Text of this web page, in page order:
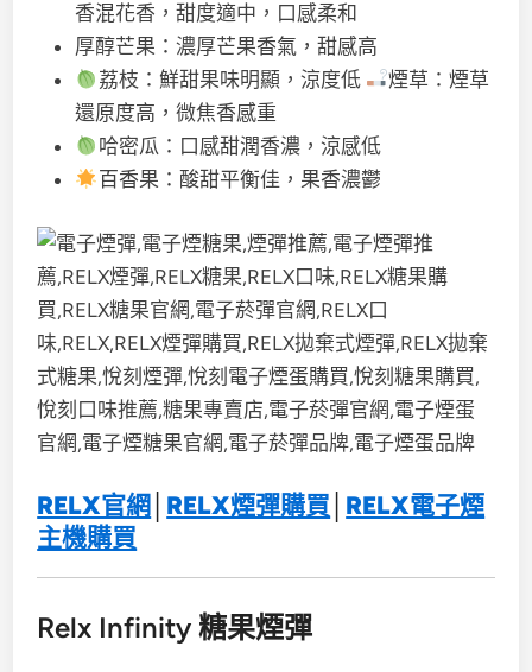
香混花香，甜度適中，口感柔和
厚醇芒果：濃厚芒果香氣，甜感高
荔枝：鮮甜果味明顯，涼度低
煙草：煙草
還原度高，微焦香感重
哈密瓜：口感甜潤香濃，涼感低
百香果：酸甜平衡佳，果香濃鬱
RELX官網 RELX煙彈購買 RELX電子煙
主機購買
Relx Infinity 糖果煙彈